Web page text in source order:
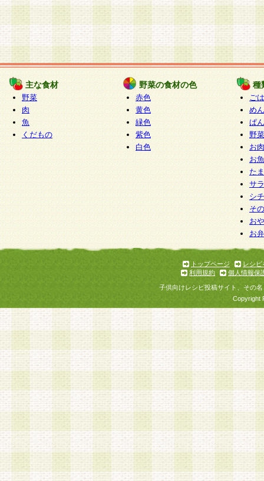
主な食材
野菜
肉
魚
くだもの
野菜の食材の色
赤色
黄色
緑色
紫色
白色
種
ご
めん
ぱん
野
お
お
た
サ
シ
そ
お
お
トップページ
レシピ
利用規約
個人情報保
子供向けレシピ投稿サイト、その
Copyright